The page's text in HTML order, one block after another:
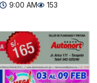
9:00 AM 153